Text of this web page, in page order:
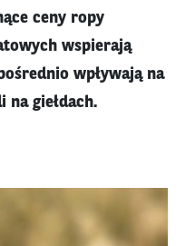
ceny ropy
wspierają
wpływają na
na giełdach.